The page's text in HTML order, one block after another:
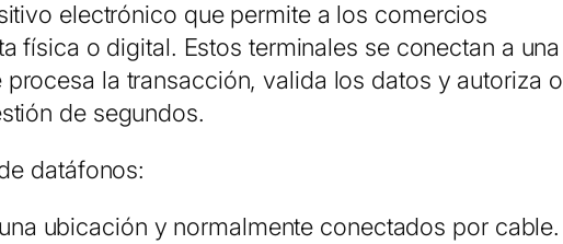
electrónico que permite a los comercios
física o digital. Estos terminales se conectan a una
la transacción, valida los datos y autoriza o
de segundos.
datáfonos:
ubicación y normalmente conectados por cable.